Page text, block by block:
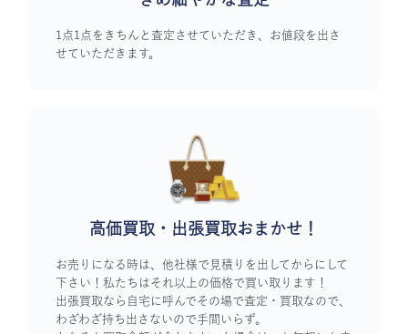
1点1点をきちんと査定させていただき、お値段を出さ
せていただきます。
高価買取・出張買取おまかせ！
お売りになる時は、他社様で見積りを出してからにして
下さい！私たちはそれ以上の価格で買い取ります！
出張買取なら自宅に呼んでその場で査定・買取なので、
わざわざ持ち出さないので手間いらず。